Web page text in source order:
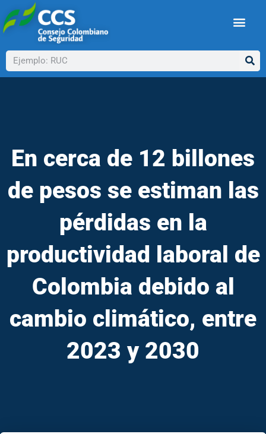
al
contenido
Buscar
En cerca de 12 billones
de pesos se estiman las
pérdidas en la
productividad laboral de
Colombia debido al
cambio climático, entre
2023 y 2030